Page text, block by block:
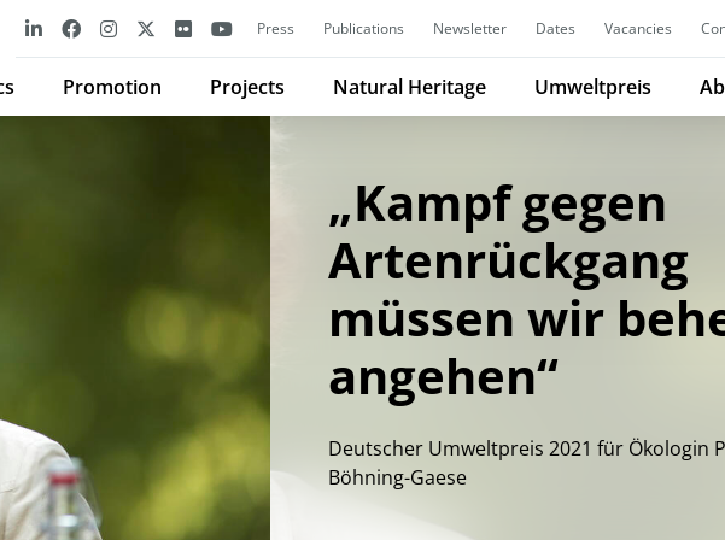
Press Publications Newsletter Dates Vacancies
Promotion Projects Natural Heritage Umweltpreis
„Kampf gegen
Artenrückgang
müssen wir
angehen“
Deutscher Umweltpreis 2021 für Ökologin
Böhning-Gaese